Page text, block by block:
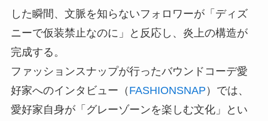
した瞬間、文脈を知らないフォロワーが「ディズ
ニーで仮装禁止なのに」と反応し、炎上の構造が
完成する。
ファッションスナップが行ったバウンドコーデ愛
好家へのインタビュー（ FASHIONSNAP ）では、
愛好家自身が「グレーゾーンを楽しむ文化」とい